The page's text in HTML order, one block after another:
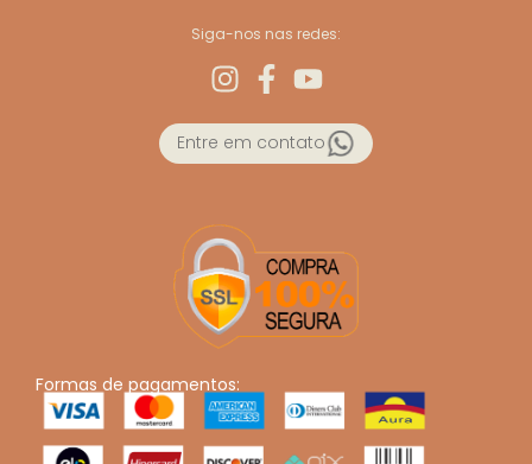
Siga-nos nas redes:
Entre em contato
Formas de pagamentos: